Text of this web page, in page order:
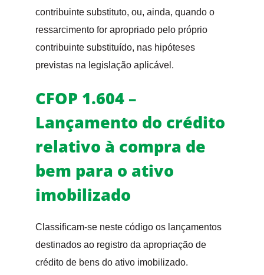
contribuinte substituto, ou, ainda, quando o
ressarcimento for apropriado pelo próprio
contribuinte substituído, nas hipóteses
previstas na legislação aplicável.
CFOP 1.604 –
Lançamento do crédito
relativo à compra de
bem para o ativo
imobilizado
Classificam-se neste código os lançamentos
destinados ao registro da apropriação de
crédito de bens do ativo imobilizado.